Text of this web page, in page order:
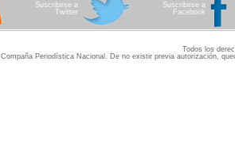
Suscribirse a
Twitter
Suscribirse a
Facebook
Todos los
Compaña Periodística Nacional. De no existir previa autorización,